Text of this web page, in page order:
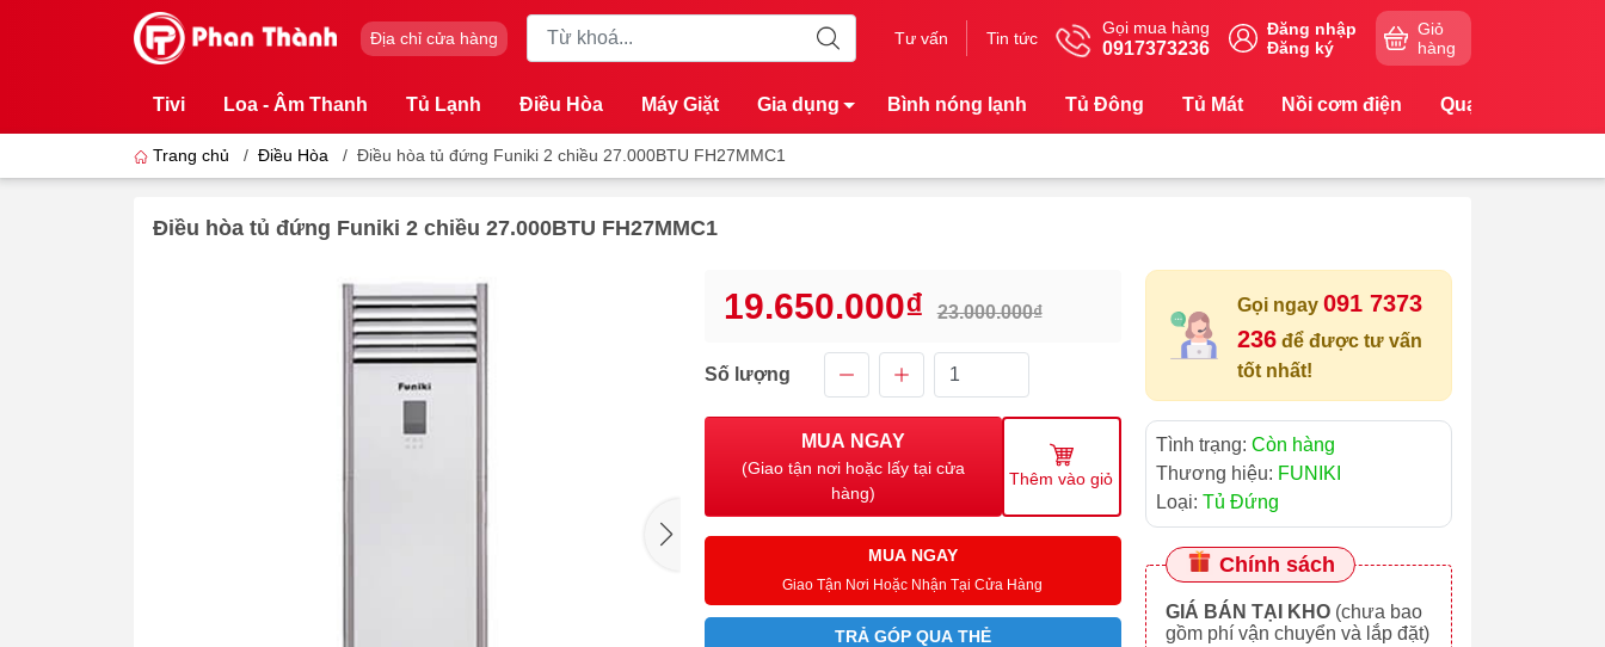
Địa chỉ cửa hàng Tư vấn Tin tức
Gọi mua hàng
0917373236
Đăng nhập
Đăng ký
Giỏ
hàng
Tivi Loa - Âm Thanh Tủ Lạnh Điều Hòa Máy Giặt Gia dụng Bình nóng lạnh Tủ Đông Tủ Mát Nồi cơm điện Quạt
Trang chủ / Điều Hòa / Điều hòa tủ đứng Funiki 2 chiều 27.000BTU FH27MMC1
Điều hòa tủ đứng Funiki 2 chiều 27.000BTU FH27MMC1
19.650.000₫ 23.000.000₫
Số lượng
MUA NGAY
(Giao tận nơi hoặc lấy tại cửa
hàng)
Thêm vào giỏ
MUA NGAY
Giao Tận Nơi Hoặc Nhận Tại Cửa Hàng
TRẢ GÓP QUA THẺ
Gọi ngay 091 7373
236để được tư vấn
tốt nhất!
Tình trạng: Còn hàng
Thương hiệu: FUNIKI
Loại: Tủ Đứng
Chính sách
GIÁ BÁN TẠI KHO(chưa bao
gồm phí vận chuyển và lắp đặt)